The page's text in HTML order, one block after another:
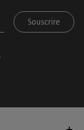
Souscrire